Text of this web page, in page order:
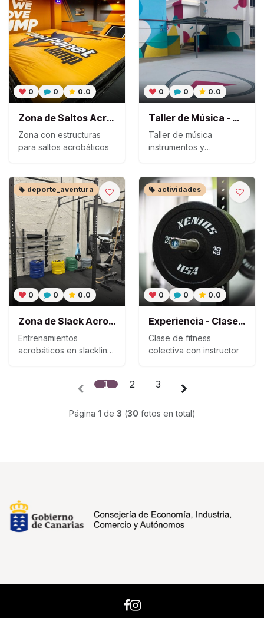
0 0 0.0
Zona de Saltos Acrobáticos - Parque
Zona con estructuras
para saltos acrobáticos
0 0 0.0
Taller de Música - Guanarteme
Taller de música
instrumentos y
0 0 0.0
deporte_aventura
Zona de Slack Acrobática Avanzada
Entrenamientos
acrobáticos en slackline
0 0 0.0
actividades
Experiencia - Clase de Fitness Grupal
Clase de fitness
colectiva con instructor
1 2 3
Página 1 de 3 (30 fotos en total)